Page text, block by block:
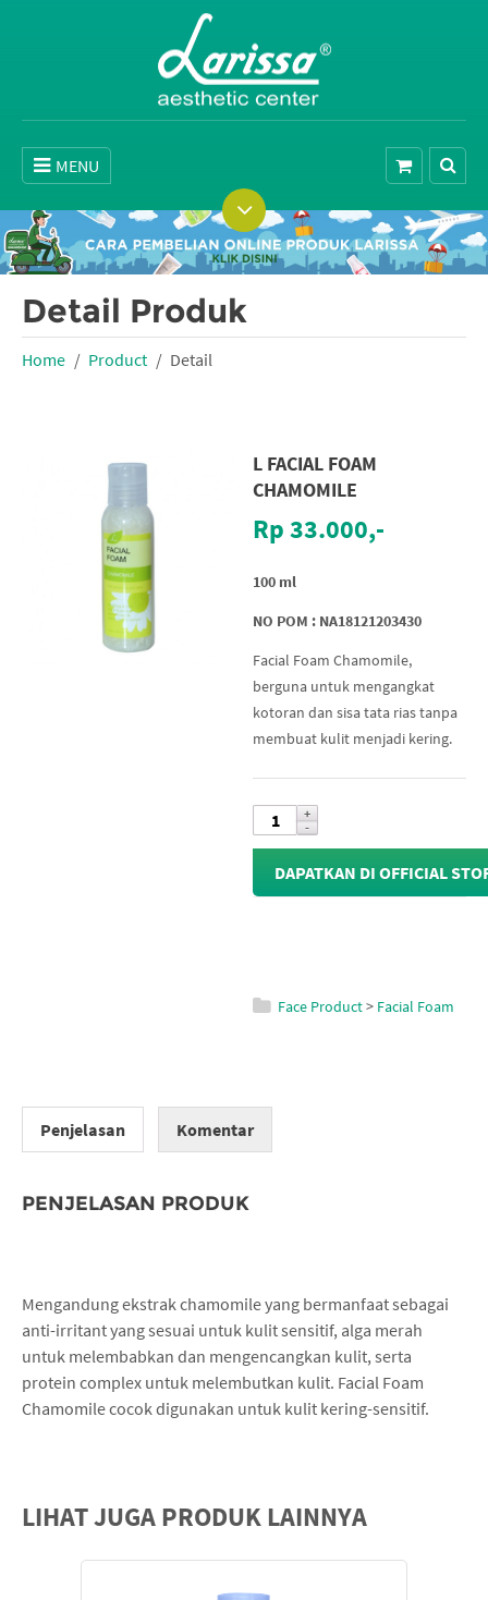
MENU
Detail Produk
Home Product Detail
L FACIAL FOAM
CHAMOMILE
Rp 33.000,-
100 ml
NO POM : NA18121203430
Facial Foam Chamomile,
berguna untuk mengangkat
kotoran dan sisa tata rias tanpa
membuat kulit menjadi kering.
DAPATKAN DI OFFICIAL
Face Product> Facial Foam
Penjelasan Komentar
PENJELASAN PRODUK
Mengandung ekstrak chamomile yang bermanfaat sebagai
anti-irritant yang sesuai untuk kulit sensitif, alga merah
untuk melembabkan dan mengencangkan kulit, serta
protein complex untuk melembutkan kulit. Facial Foam
Chamomile cocok digunakan untuk kulit kering-sensitif.
LIHAT JUGA PRODUK LAINNYA